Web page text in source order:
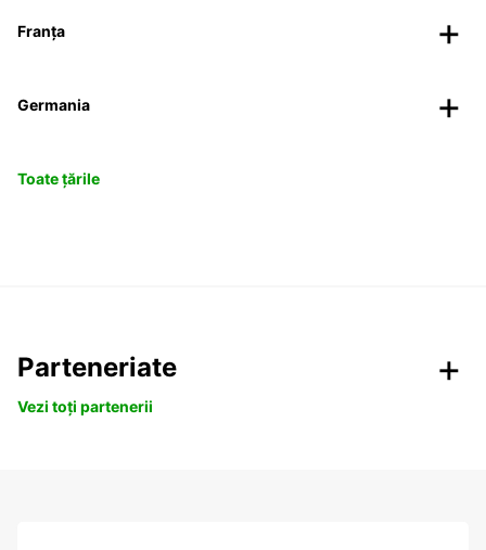
Franța
Germania
Toate țările
Parteneriate
Vezi toți partenerii